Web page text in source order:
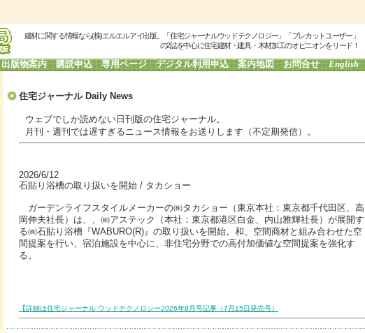
建材に関する情報なら(株)エルエルアイ出版。「住宅ジャーナルウッドテクノロジー」「プレカットユーザー」
の2誌を中心に住宅建材・建具・木材加工のオピニオンをリード！
出版物案内 購読申込 専用ページ デジタル利用申込 案内地図 お問合せ English
住宅ジャーナル Daily News
ウェブでしか読めない日刊版の住宅ジャーナル。
月刊・週刊では遅すぎるニュース情報をお送りします（不定期発信）。
2026/6/12
石貼り浴槽の取り扱いを開始 / タカショー
ガーデンライフスタイルメーカーの㈱タカショー（東京本社：東京都千代田区、高
岡伸夫社長）は、、㈱アステック（本社：東京都港区白金、内山雅輝社長）が展開す
る㈱石貼り浴槽『WABURO(R)』の取り扱いを開始。和、空間商材と組み合わせた空
間提案を行い、宿泊施設を中心に、非住宅分野での高付加価値な空間提案を強化す
る。
【詳細は住宅ジャーナル ウッドテクノロジー2026年8月号記事（7月15日発売号）